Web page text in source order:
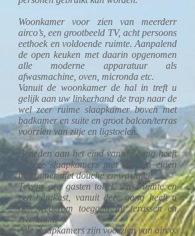
Woonkamer voor zien van meerderr
airco’s, een grootbeeld TV, acht persoons
eethoek en voldoende ruimte. Aanpalend
de open keuken met daarin opgenomen
alle moderne apparatuur als
afwasmachine, oven, micronda etc.
Vanuit de woonkamer de hal in treft u
gelijk aan uw linkerhand de trap naar de
wel zeer ruime slaapkamer boven met
badkamer en suite en groot balcon/terras
voorzien van zitje en ligstoelen.
Beneden aan het eind van de gang heeft
u twee slaapkamers met elk zijn eigen
badkamer met douche en wastafel.
Tevens een gasten toilet, was ruimte en
een bergkast, vanuit deze gang heeft u
ook wederom toegang tot terassen en
zwembad.
Alle slaapkamers zijn voorzien van airco.